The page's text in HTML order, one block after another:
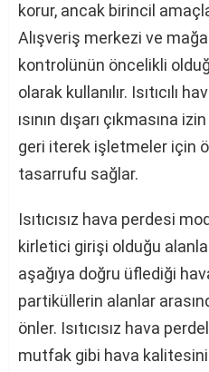
korur, ancak birincil
Alışveriş merkezi ve
kontrolünün öncelikli
olarak kullanılır. Isıtıcılı
ısının dışarı çıkmasına
geri iterek işletmeler için
tasarrufu sağlar.
Isıtıcısız hava perdesi
kirletici girişi olduğu
aşağıya doğru üflediği
partiküllerin alanlar
önler. Isıtıcısız hava
mutfak gibi hava